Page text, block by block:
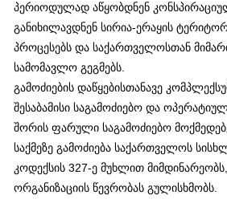
პერიოდულად აწყობდნენ
განიხილავდნენ სირია-ერაყის
პროცესებს და საქართველოსთან
სამომავლო გეგმებს.
გამოძიების დაწყებისთანავე
შესაბამისი საგამოძიებო და
შორის ფარული საგამოძიებო
საქმეზე გამოძიება საქართველოს
კოდექსის 327-ე მუხლით
ორგანიზაციის წევრობას გულისხმობს.